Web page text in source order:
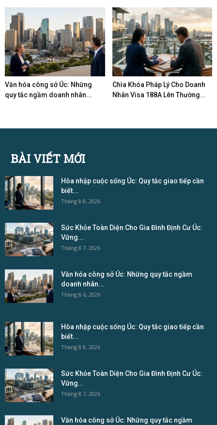
Văn hóa công sở Úc: Những
quy tắc ngầm doanh nhân...
Chìa Khóa Pháp Lý Cho Doanh
Nhân Visa 188A Lên Thường...
BÀI VIẾT MỚI
Hòa nhập cuộc sống Úc: Quy tắc giao tiếp cần
biết...
Tháng 8 8, 2026
Sức Khỏe Toàn Diện Cho Gia Đình Định Cư Úc:
Vững...
Tháng 8 7, 2026
Văn hóa công sở Úc: Những quy tắc ngầm
doanh nhân...
Tháng 8 6, 2026
Hòa nhập cuộc sống Úc: Quy tắc giao tiếp cần
biết...
Tháng 8 8, 2026
Sức Khỏe Toàn Diện Cho Gia Đình Định Cư Úc:
Vững...
Tháng 8 7, 2026
Văn hóa công sở Úc: Những quy tắc ngầm